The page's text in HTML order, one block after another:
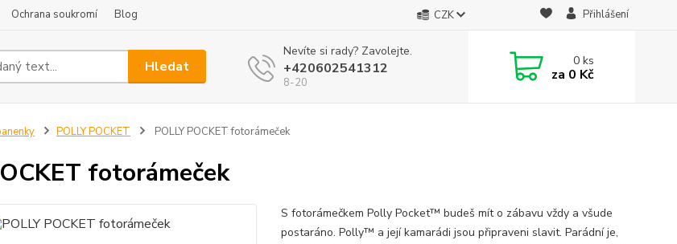
Ochrana soukromí Blog CZK Přihlášení
Hledat
Nevíte si rady? Zavolejte.
+420602541312
8-20
0ks
za 0 Kč
POLLY POCKET POLLY POCKET fotorámeček
fotorámeček
S fotorámečkem Polly Pocket™ budeš mít o zábavu vždy a všude
postaráno. Polly™ a její kamarádi jsou připraveni slavit. Parádní je,